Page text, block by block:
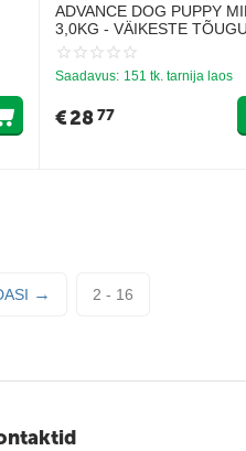
ADVANCE DOG PUPPY
3,0KG - VÄIKESTE
KUTSIKATELE (KANA JA
Saadavus: 151 tk. tarnija laos
€2877
2 - 16